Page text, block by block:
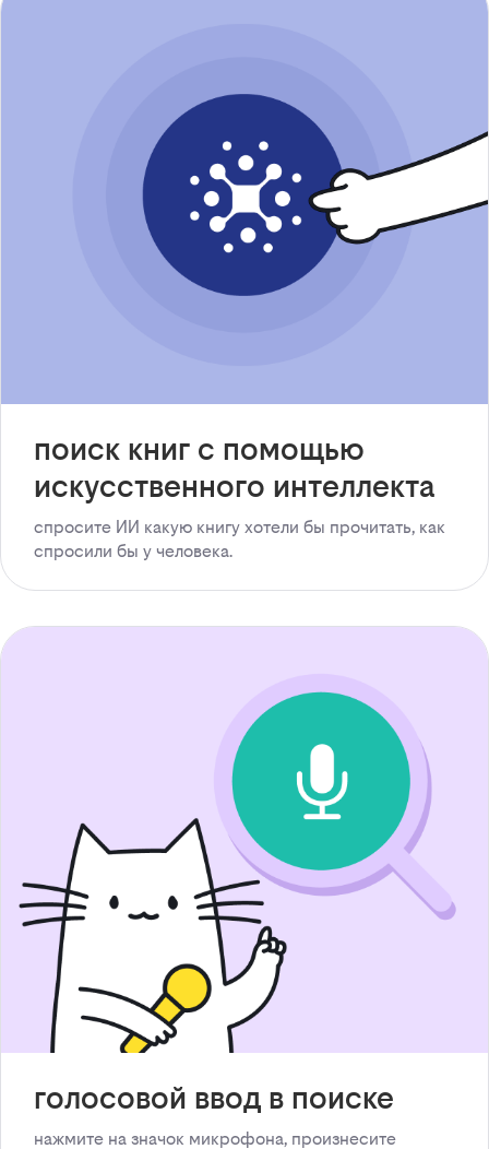
поиск книг с помощью
искусственного интеллекта
спросите ИИ какую книгу хотели бы прочитать, как
спросили бы у человека.
голосовой ввод в поиске
нажмите на значок микрофона, произнесите